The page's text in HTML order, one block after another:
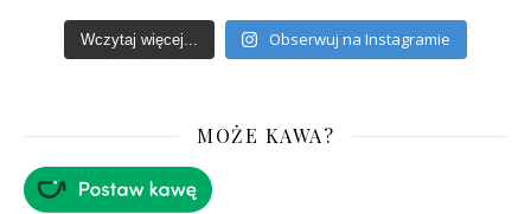
Wczytaj więcej... Obserwuj na Instagramie
MOŻE KAWA?